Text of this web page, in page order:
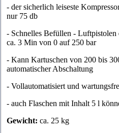
- der sicherlich leiseste
nur 75 db
- Schnelles Befüllen -
ca. 3 Min von 0 auf 250 bar
- Kann Kartuschen von 200 bis
automatischer Abschaltung
- Vollautomatisiert und
- auch Flaschen mit Inhalt 5 l
Gewicht: ca. 25 kg